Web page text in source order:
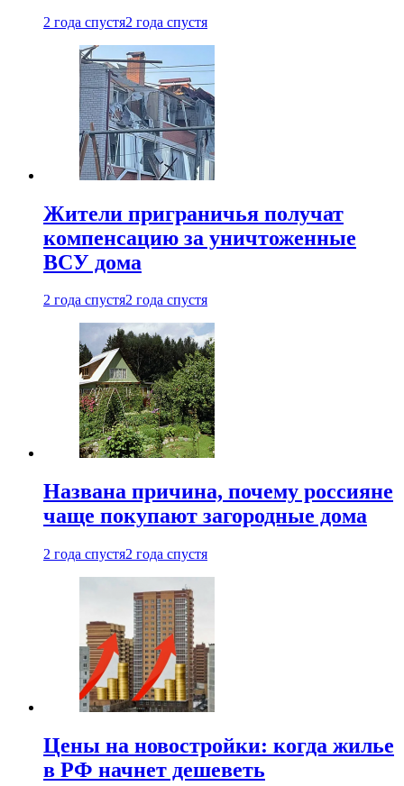
2 года спустя2 года спустя
Жители приграничья получат
компенсацию за уничтоженные
ВСУ дома
2 года спустя2 года спустя
Названа причина, почему россияне
чаще покупают загородные дома
2 года спустя2 года спустя
Цены на новостройки: когда жилье
в РФ начнет дешеветь